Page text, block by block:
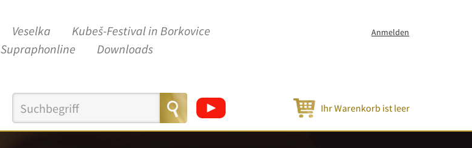
Veselka
Kubeš-Festival in Borkovice
Supraphonline Downloads
Anmelden
Ihr Warenkorb ist leer